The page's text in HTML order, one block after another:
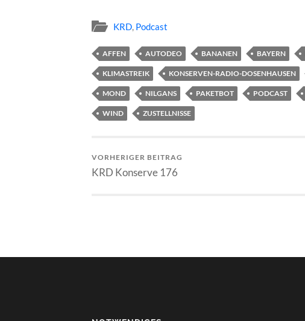
KRD, Podcast
AFFEN AUTODEO BANANEN BAYERN
KLIMASTREIK KONSERVEN-RADIO-DOSENHAUSEN
MOND NILGANS PAKETBOT PODCAST
WIND ZUSTELLNISSE
VORHERIGER BEITRAG
KRD Konserve 176